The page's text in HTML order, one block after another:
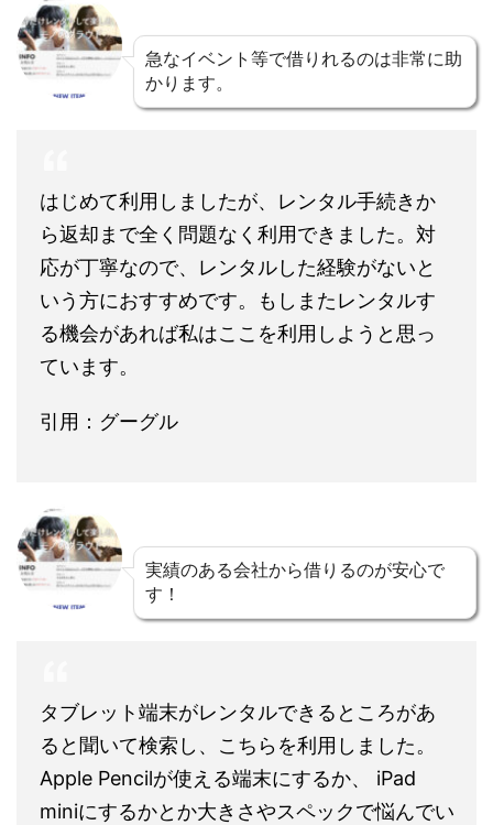
急なイベント等で借りれるのは非常に助
かります。
はじめて利用しましたが、レンタル手続きか
ら返却まで全く問題なく利用できました。対
応が丁寧なので、レンタルした経験がないと
いう方におすすめです。もしまたレンタルす
る機会があれば私はここを利用しようと思っ
ています。
引用：グーグル
実績のある会社から借りるのが安心で
す！
タブレット端末がレンタルできるところがあ
ると聞いて検索し、こちらを利用しました。
Apple Pencilが使える端末にするか、 iPad
miniにするかとか大きさやスペックで悩んでい